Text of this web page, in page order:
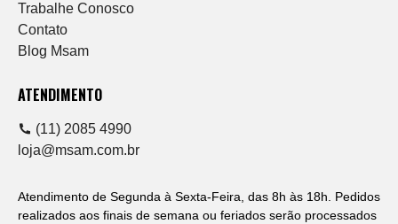
Trabalhe Conosco
Contato
Blog Msam
ATENDIMENTO
(11) 2085 4990
loja@msam.com.br
Atendimento de Segunda à Sexta-Feira, das 8h às 18h. Pedidos
realizados aos finais de semana ou feriados serão processados